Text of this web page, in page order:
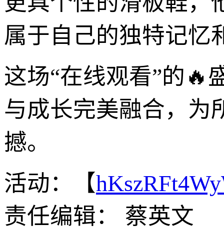
属于自己的独特记忆
这场“在线观看”的🔥
与成长完美融合，为
撼。
活动：【
责任编辑： 蔡英文